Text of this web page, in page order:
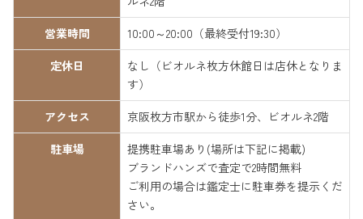
営業時間
10:00～20:00（最終受付19:30）
定休日
なし（ビオルネ枚方休館日は店休となりま
す）
アクセス
京阪枚方市駅から徒歩1分、ビオルネ2階
駐車場
提携駐車場あり(場所は下記に掲載)
ブランドハンズで査定で2時間無料
ご利用の場合は鑑定士に駐車券を提示くだ
さい。